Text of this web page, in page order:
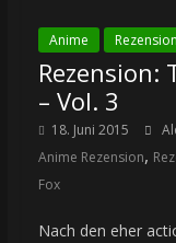
Anime
Rezension:
– Vol. 3
18. Juni 2015
Anime Rezension,
Fox
Nach den eher